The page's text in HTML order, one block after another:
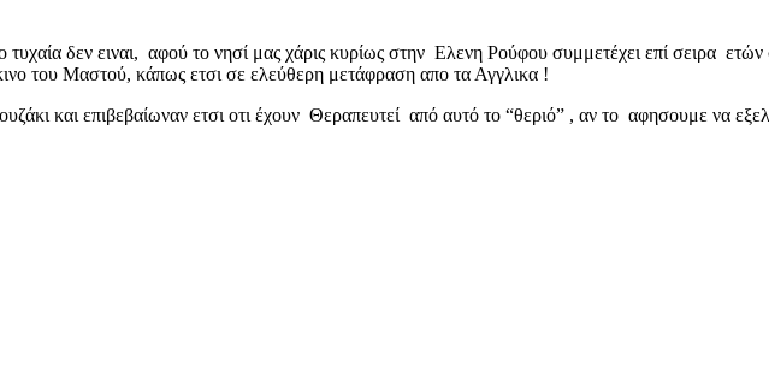
δεν ειναι, αφού το νησί μας χάρις κυρίως στην Ελενη Ρούφου συμμετέχει επί σειρα ετών
του Μαστού, κάπως ετσι σε ελεύθερη μετάφραση απο τα Αγγλικα !
και επιβεβαίωναν ετσι οτι έχουν Θεραπευτεί από αυτό το “θεριό” , αν το αφησουμε να